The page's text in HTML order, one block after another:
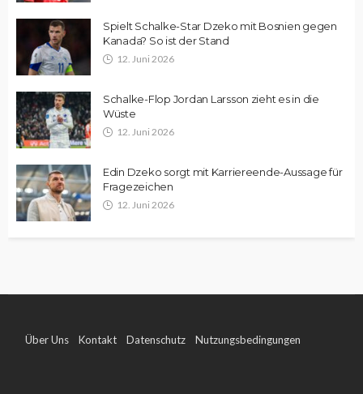
Spielt Schalke-Star Dzeko mit Bosnien gegen
Kanada? So ist der Stand
12. Juni 2026
Schalke-Flop Jordan Larsson zieht es in die
Wüste
12. Juni 2026
Edin Dzeko sorgt mit Karriereende-Aussage für
Fragezeichen
12. Juni 2026
Über Uns Kontakt Datenschutz Nutzungsbedingungen